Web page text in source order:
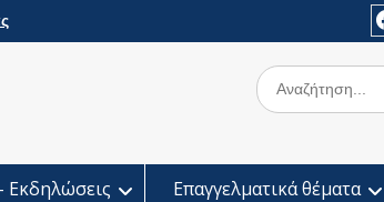
Search
for:
Εκδηλώσεις Επαγγελματικά θέματα